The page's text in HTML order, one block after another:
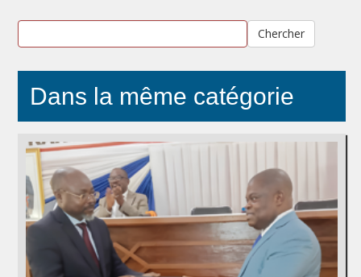
Chercher
Dans la même catégorie